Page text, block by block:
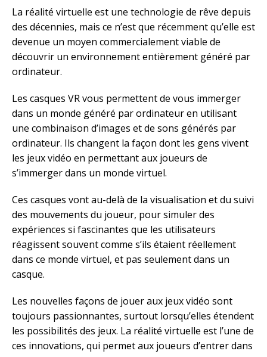
La réalité virtuelle est une technologie de rêve depuis
des décennies, mais ce n’est que récemment qu’elle est
devenue un moyen commercialement viable de
découvrir un environnement entièrement généré par
ordinateur.
Les casques VR vous permettent de vous immerger
dans un monde généré par ordinateur en utilisant
une combinaison d’images et de sons générés par
ordinateur. Ils changent la façon dont les gens vivent
les jeux vidéo en permettant aux joueurs de
s’immerger dans un monde virtuel.
Ces casques vont au-delà de la visualisation et du suivi
des mouvements du joueur, pour simuler des
expériences si fascinantes que les utilisateurs
réagissent souvent comme s’ils étaient réellement
dans ce monde virtuel, et pas seulement dans un
casque.
Les nouvelles façons de jouer aux jeux vidéo sont
toujours passionnantes, surtout lorsqu’elles étendent
les possibilités des jeux. La réalité virtuelle est l’une de
ces innovations, qui permet aux joueurs d’entrer dans